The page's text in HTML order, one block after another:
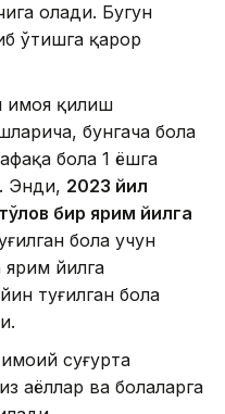
олади. Бугун
ўтишга қарор
ҳимоя қилиш
бунгача бола
бола 1 ёшга
Энди, 2023 йил
бир ярим йилга
бола учун
йилга
туғилган бола
суғурта
аёллар ва болаларга